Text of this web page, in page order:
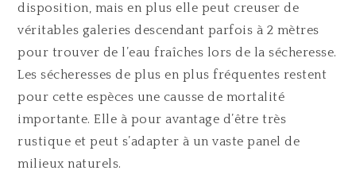
disposition, mais en plus elle peut creuser de
véritables galeries descendant parfois à 2 mètres
pour trouver de l’eau fraîches lors de la sécheresse.
Les sécheresses de plus en plus fréquentes restent
pour cette espèces une causse de mortalité
importante. Elle à pour avantage d’être très
rustique et peut s’adapter à un vaste panel de
milieux naturels.